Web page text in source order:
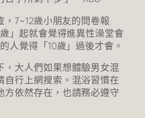
，7~12歲小朋友的問卷報
」起就會覺得進異性澡堂會
人覺得「10歲」過後才會。
，大人們如果想體驗男女混
自行上網搜索。混浴習慣在
方依然存在，也請務必遵守